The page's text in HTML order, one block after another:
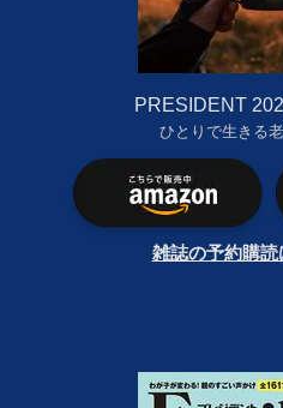
PRESIDENT
ひとりで生きる
雑誌の予約購